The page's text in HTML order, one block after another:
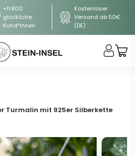
+11.800
glückliche
Kund*innen
Kostenloser
Versand ab 50€
(DE)
Turmalin mit 925er Silberkette